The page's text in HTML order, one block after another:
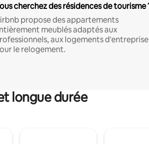
cherchez des résidences de tourisme
propose des appartements
meublés adaptés aux
aux logements
le relogement.
longue durée